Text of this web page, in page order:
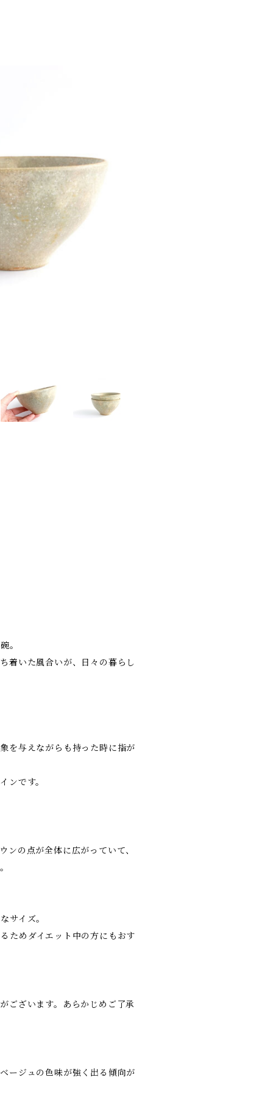
。
着いた風合いが、日々の暮らし
を与えながらも持った時に指が
ンです。
ンの点が全体に広がっていて、
サイズ。
ためダイエット中の方にもおす
ございます。あらかじめご了承
ージュの色味が強く出る傾向が